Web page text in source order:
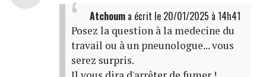
Atchouma écrit le 20/01/2025 à 14h41
Posez la question à la medecine du
travail ou à un pneunologue... vous
serez surpris.